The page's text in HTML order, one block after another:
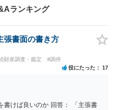
ランキング
張書面の書き方
財産調査・鑑定 #調停
役にたった 17
書けば良いのか 回答： 「主張書